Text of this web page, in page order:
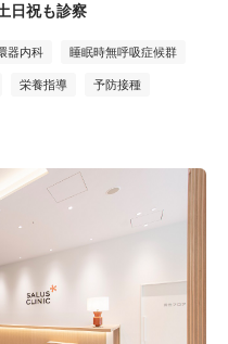
日祝も診察
器内科 睡眠時無呼吸症候群
栄養指導 予防接種